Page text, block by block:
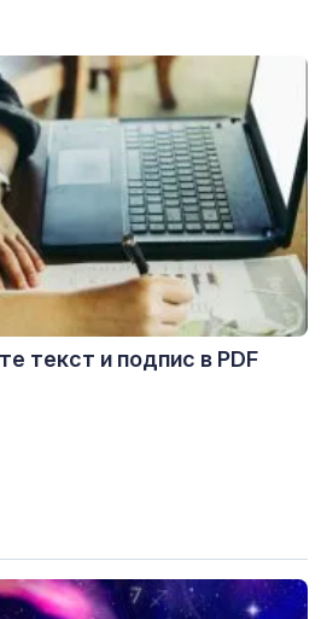
текст и подпис в PDF